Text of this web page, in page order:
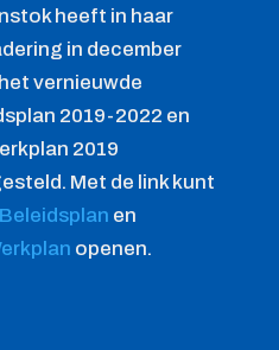
heeft in haar
in december
vernieuwde
2019-2022 en
2019
Met de link kunt
Beleidsplan en
openen.